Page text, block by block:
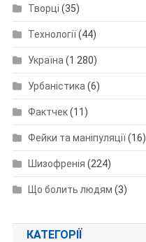
Творці (35)
Технології(44)
Україна (1 280)
Урбаністика (6)
Фактчек(11)
Фейки та маніпуляції(16)
Шизофренія (224)
Що болить людям (3)
КАТЕГОРІЇ